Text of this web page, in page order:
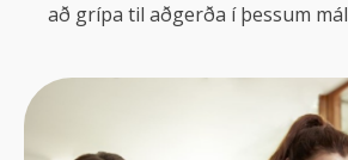
að grípa til aðgerða í þessum